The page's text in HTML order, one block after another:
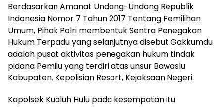
Berdasarkan Amanat Undang-Undang Republik
Indonesia Nomor 7 Tahun 2017 Tentang Pemilihan
Umum, Pihak Polri membentuk Sentra Penegakan
Hukum Terpadu yang selanjutnya disebut Gakkumdu
adalah pusat aktivitas penegakan hukum tindak
pidana Pemilu yang terdiri atas unsur Bawaslu
Kabupaten. Kepolisian Resort, Kejaksaan Negeri.
Kapolsek Kualuh Hulu pada kesempatan itu